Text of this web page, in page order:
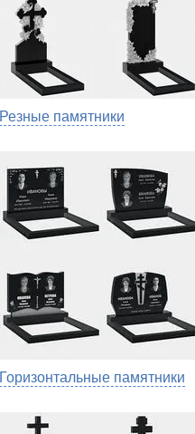
Резные памятники
Горизонтальные памятники